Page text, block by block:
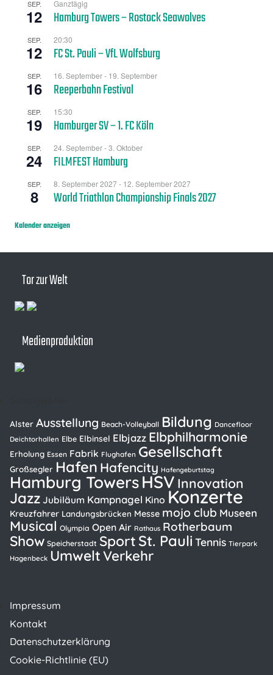
Tor zur Welt
Medienproduktion
SEP.
12
Ganztägig
Hamburg Towers – Rostock Seawolves
SEP.
12
20:30
FC St. Pauli – VfL Wolfsburg
SEP.
16
16. September- 19. September
Reeperbahn Festival
SEP.
19
15:30
Hamburger SV – 1. FC Köln
SEP.
24
24. September-3. Oktober
FILMFEST Hamburg
SEP.
8
8. September 2027- 12. September 2027
World Triathlon Championship Finals 2027
Kalender anzeigen
Impressum
Kontakt
Datenschutzerklärung
Cookie-Richtlinie (EU)
Alster Ausstellung Beach-Volleyball Bildung Dancefloor
Deichtorhallen Elbe Elbinsel Elbjazz Elbphilharmonie
Erholung Essen Fabrik Flughafen Gesellschaft
Großsegler Hafen Hafencity Hafengeburtstag
Hamburg TowersHSV Innovation
Jazz Jubiläum Kampnagel Kino Konzerte
Kreuzfahrer Landungsbrücken Messe mojo club Museen
Musical Olympia Open Air Rathaus Rotherbaum
Show Speicherstadt Sport St. Pauli Tennis Tierpark
Hagenbeck UmweltVerkehr